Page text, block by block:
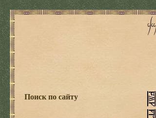
Поиск по сайту